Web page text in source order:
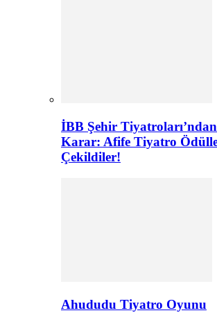
İBB Şehir
Karar: Afife Tiyatro
Çekildiler!
Ahududu Tiyatro Oyunu